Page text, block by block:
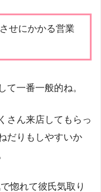
せにかかる営業
て一番一般的ね。
さん来店してもらっ
だりもしやすいか
惚れて彼氏気取り